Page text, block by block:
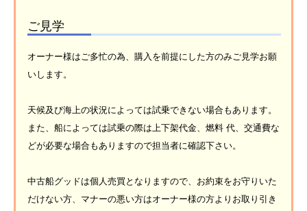
ご見学
オーナー様はご多忙の為、購入を前提にした方のみご見学お願
いします。
天候及び海上の状況によっては試乗できない場合もあります。
また、船によっては試乗の際は上下架代金、燃料 代、交通費な
どが必要な場合もありますので担当者に確認下さい。
中古船グッドは個人売買となりますので、お約束をお守りいた
だけない方、マナーの悪い方はオーナー様の方よりお取り引き